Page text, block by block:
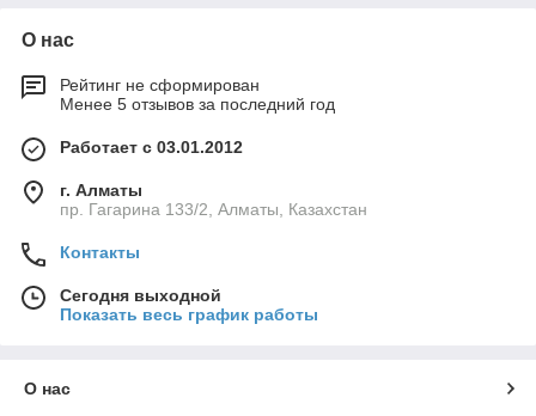
О нас
Рейтинг не сформирован
Менее 5 отзывов за последний год
Работает с 03.01.2012
г. Алматы
пр. Гагарина 133/2, Алматы, Казахстан
Контакты
Сегодня выходной
Показать весь график работы
О нас